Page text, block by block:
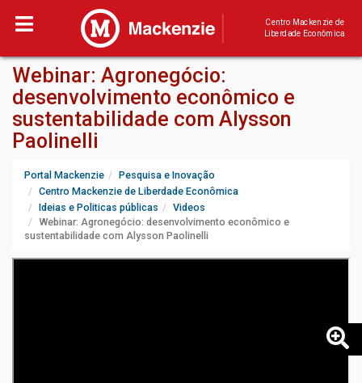
Centro Mackenzie de
Liberdade Econômica
Webinar: Agronegócio:
desenvolvimento econômico e
sustentabilidade com Alysson
Paolinelli
Portal Mackenzie
Pesquisa e Inovação
Centro Mackenzie de Liberdade Econômica
Ideias e Politicas públicas
Videos
Webinar: Agronegócio: desenvolvimento econômico e
sustentabilidade com Alysson Paolinelli